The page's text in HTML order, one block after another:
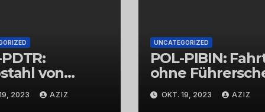
von
2023 AZIZ
UNCATEGORIZED
POL-PIBIN:
ohne
und unter
von Drogen
OKT. 19, 2023 AZIZ